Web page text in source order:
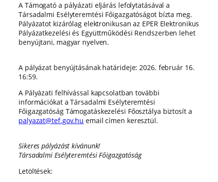
A Támogató a pályázati eljárás lefolytatásával a
Társadalmi Esélyteremtési Főigazgatóságot bízta meg.
Pályázatot kizárólag elektronikusan az EPER Elektronikus
Pályázatkezelési és Együttműködési Rendszerben lehet
benyújtani, magyar nyelven.
A pályázat benyújtásának határideje: 2026. február 16.
16:59.
A Pályázati felhívással kapcsolatban további
információkat a Társadalmi Esélyteremtési
Főigazgatóság Támogatáskezelési Főosztálya biztosít a
palyazat@tef.gov.hu email címen keresztül.
Sikeres pályázást kívánunk!
Társadalmi Esélyteremtési Főigazgatóság
Letöltések: